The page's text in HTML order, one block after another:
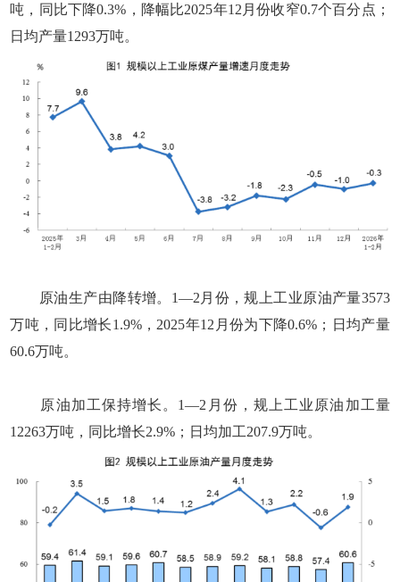
吨，同比下降0.3%，降幅比2025年12月份收窄0.7个百分点；
日均产量1293万吨。
原油生产由降转增。1—2月份，规上工业原油产量3573
万吨，同比增长1.9%，2025年12月份为下降0.6%；日均产量
60.6万吨。
原油加工保持增长。1—2月份，规上工业原油加工量
12263万吨，同比增长2.9%；日均加工207.9万吨。